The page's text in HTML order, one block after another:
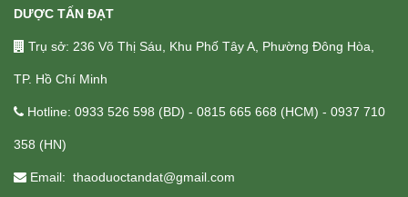
DƯỢC TẤN ĐẠT
Trụ sở: 236 Võ Thị Sáu, Khu Phố Tây A, Phường Đông Hòa,
TP. Hồ Chí Minh
Hotline: 0933 526 598 (BD) - 0815 665 668 (HCM) - 0937 710
358 (HN)
Email: thaoduoctandat@gmail.com